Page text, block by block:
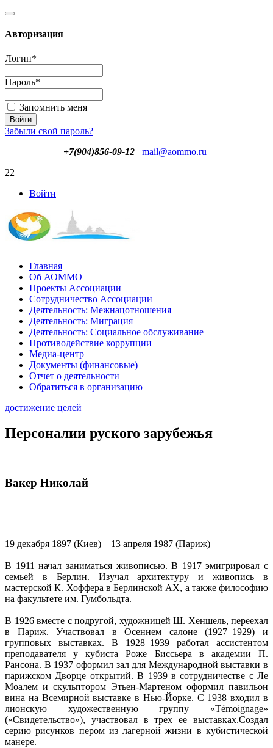
Авторизация
Логин*
Пароль*
Запомнить меня
Забыли свой пароль?
+7(904)856-09-12
mail@aommo.ru
22
Войти
Главная
Об АОММО
Проекты Ассоциации
Сотрудничество Ассоциации
Деятельность: Межнацотношения
Деятельность: Миграция
Деятельность: Социальное обслуживание
Противодействие коррупции
Медиа-центр
Документы (финансовые)
Отчет о деятельности
Обратиться в организацию
достижение целей
Персоналии руского зарубежья
Вакер Николай
19 декабря 1897 (Киев) – 13 апреля 1987 (Париж)
В 1911 начал заниматься живописью. В 1917 эмигрировал с
семьей в Берлин. Изучал архитектуру и живопись в
мастерской К. Хоффера в Берлинской АХ, а также философию
на факультете им. Гумбольдта.
В 1926 вместе с подругой, художницей Ш. Хеншель, переехал
в Париж. Участвовал в Осеннем салоне (1927–1929) и
групповых выставках. В 1928–1939 работал ассистентом
преподавателя у кубиста Роже Биссьера в академии П.
Рансона. В 1937 оформил зал для Международной выставки в
парижском Дворце открытий. В 1939 в сотрудничестве с Ле
Моалем и скульптором Этьен-Мартеном оформил павильон
вина на Всемирной выставке в Нью-Йорке. С 1938 входил в
лионскую художественную группу «Témoignage»
(«Свидетельство»), участвовал в трех ее выставках.Создал
серию рисунков пером из лагерной жизни в кубистической
манере.